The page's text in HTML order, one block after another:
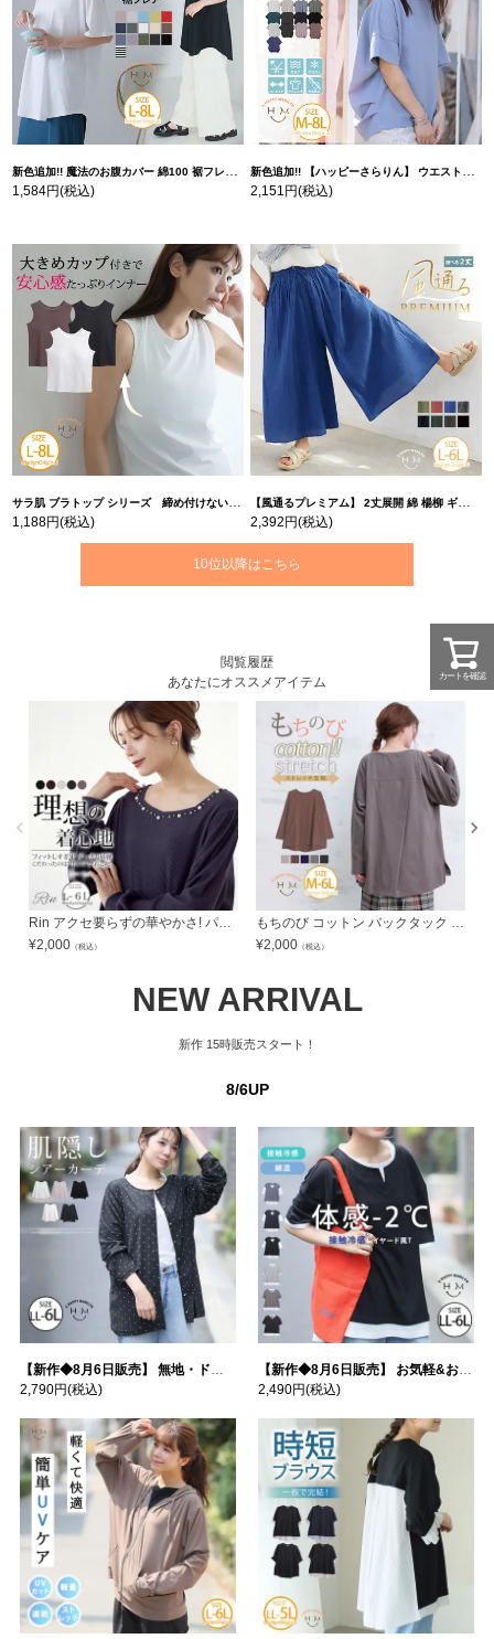
新色追加!! 魔法のお腹カバー 綿100 裾フレア Tシャツ | 大きいサイズの通販ならハッピーマリリン
1,584円(税込)
新色追加!! 【ハッピーさらりん】 ウエストタック入り スッキリ魅せ コクーントップス | 大きいサイズの通販ならハッピーマリリン
2,151円(税込)
サラ肌 ブラトップ シリーズ 締め付けない リブ タンクトップ | 大きいサイズの通販ならハッピーマリリン
1,188円(税込)
【風通るプレミアム】 2丈展開 綿 楊柳 ギャザー フレア スカンツ 【ウェストゴム】 | 大きいサイズの通販ならハッピーマリリン
2,392円(税込)
10位以降はこちら
閲覧履歴
あなたにオススメアイテム
¥2,000 （税込）
¥2,000 （税込）
NEW ARRIVAL
新作 15時販売スタート！
8/6UP
【新作◆8月6日販売】 無地・ドット柄から選べる 忍ばせ 活躍 シアー カーデ | 大きいサイズの通販ならハッピーマリリン
2,790円(税込)
【新作◆8月6日販売】 お気軽&お手軽 選べるデザイン 接触冷感 レイヤード風 コットン トップス | 大きいサイズの通販ならハッピーマリリン
2,490円(税込)
カートを確認